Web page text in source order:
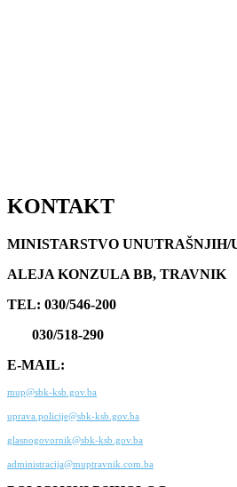
KONTAKT
MINISTARSTVO UNUTRAŠNJIH/
ALEJA KONZULA BB, TRAVNIK
TEL: 030/546-200
030/518-290
E-MAIL:
mup@sbk-ksb.gov.ba
uprava.policije@sbk-ksb.gov.ba
glasnogovornik@sbk-ksb.gov.ba
administracija@muptravnik.com.ba